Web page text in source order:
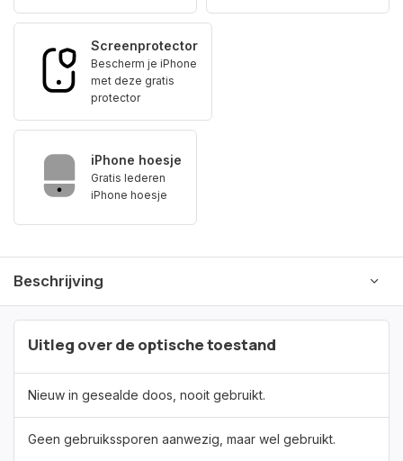
Screenprotector
Bescherm je iPhone
met deze gratis
protector
iPhone hoesje
Gratis lederen
iPhone hoesje
Beschrijving
Uitleg over de optische toestand
Nieuw in gesealde doos, nooit gebruikt.
Geen gebruikssporen aanwezig, maar wel gebruikt.